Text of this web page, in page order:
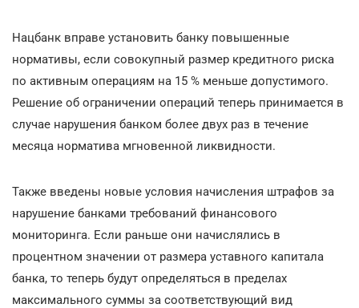
Нацбанк вправе установить банку повышенные
нормативы, если совокупный размер кредитного риска
по активным операциям на 15 % меньше допустимого.
Решение об ограничении операций теперь принимается в
случае нарушения банком более двух раз в течение
месяца норматива мгновенной ликвидности.
Также введены новые условия начисления штрафов за
нарушение банками требований финансового
мониторинга. Если раньше они начислялись в
процентном значении от размера уставного капитала
банка, то теперь будут определяться в пределах
максимального суммы за соответствующий вид